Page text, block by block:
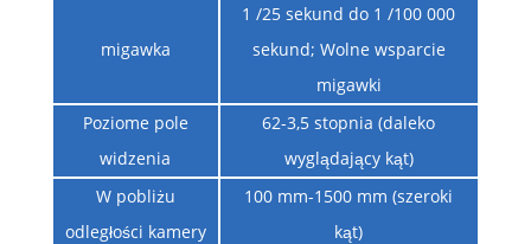
migawka
1 /25 sekund do 1 /100 000
sekund; Wolne wsparcie
migawki
Poziome pole
widzenia
62-3,5 stopnia (daleko
wyglądający kąt)
W pobliżu
odległości kamery
100 mm-1500 mm (szeroki
kąt)